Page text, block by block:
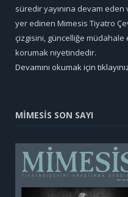
süredir yayınına devam
yer edinen Mimesis Tiyatro
çizgisini, güncelliğe müdahale
korumak niyetindedir.
Devamını okumak için
MİMESİS SON SAYI